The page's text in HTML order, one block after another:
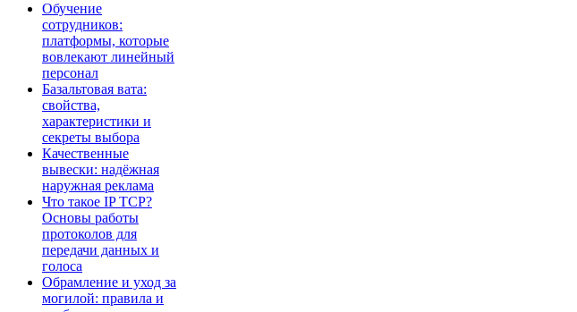
Обучение
сотрудников:
платформы, которые
вовлекают линейный
персонал
Базальтовая вата:
свойства,
характеристики и
секреты выбора
Качественные
вывески: надёжная
наружная реклама
Что такое IP TCP?
Основы работы
протоколов для
передачи данных и
голоса
Обрамление и уход за
могилой: правила и